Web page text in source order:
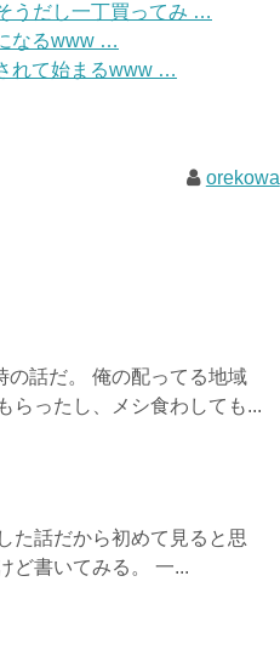
うだし一丁買ってみ …
なるwww …
れて始まるwww …
orekowa
の話だ。 俺の配ってる地域
らったし、メシ食わしても...
た話だから初めて見ると思
ど書いてみる。 一...